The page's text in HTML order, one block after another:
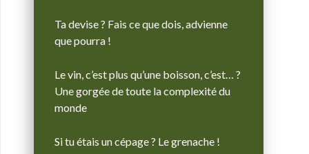
Ta devise ? Fais ce que dois, advienne
que pourra !
Le vin, c’est plus qu’une boisson, c’est… ?
Une gorgée de toute la complexité du
monde
Si tu étais un cépage ? Le grenache !